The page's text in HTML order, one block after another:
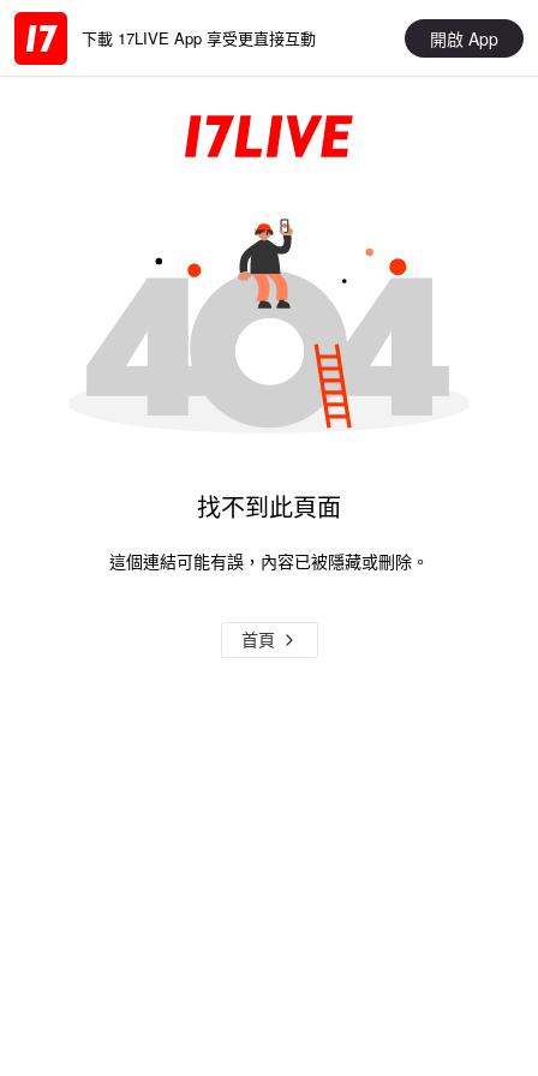
下載 17LIVE App 享受更直接互動 開啟 App
找不到此頁面
這個連結可能有誤，內容已被隱藏或刪除。
首頁